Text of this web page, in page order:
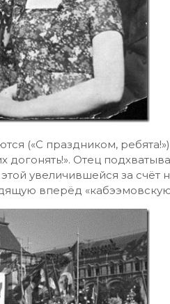
(«С праздником,
Отец
увеличившейся за счёт
вперёд